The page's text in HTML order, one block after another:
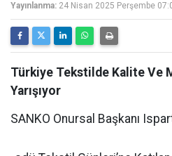
Yayınlanma: 24 Nisan 2025 Perşembe
Türkiye Tekstilde Kalite Ve
Yarışıyor
SANKO Onursal Başkanı